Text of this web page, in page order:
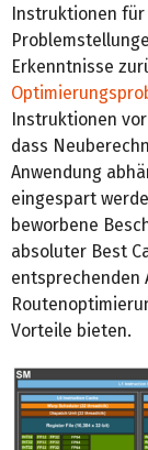
Instruktionen für
Erkenntnisse
Instruktionen
dass
Anwendung
eingespart
beworbene
absoluter Best
entsprechenden
Vorteile bieten.